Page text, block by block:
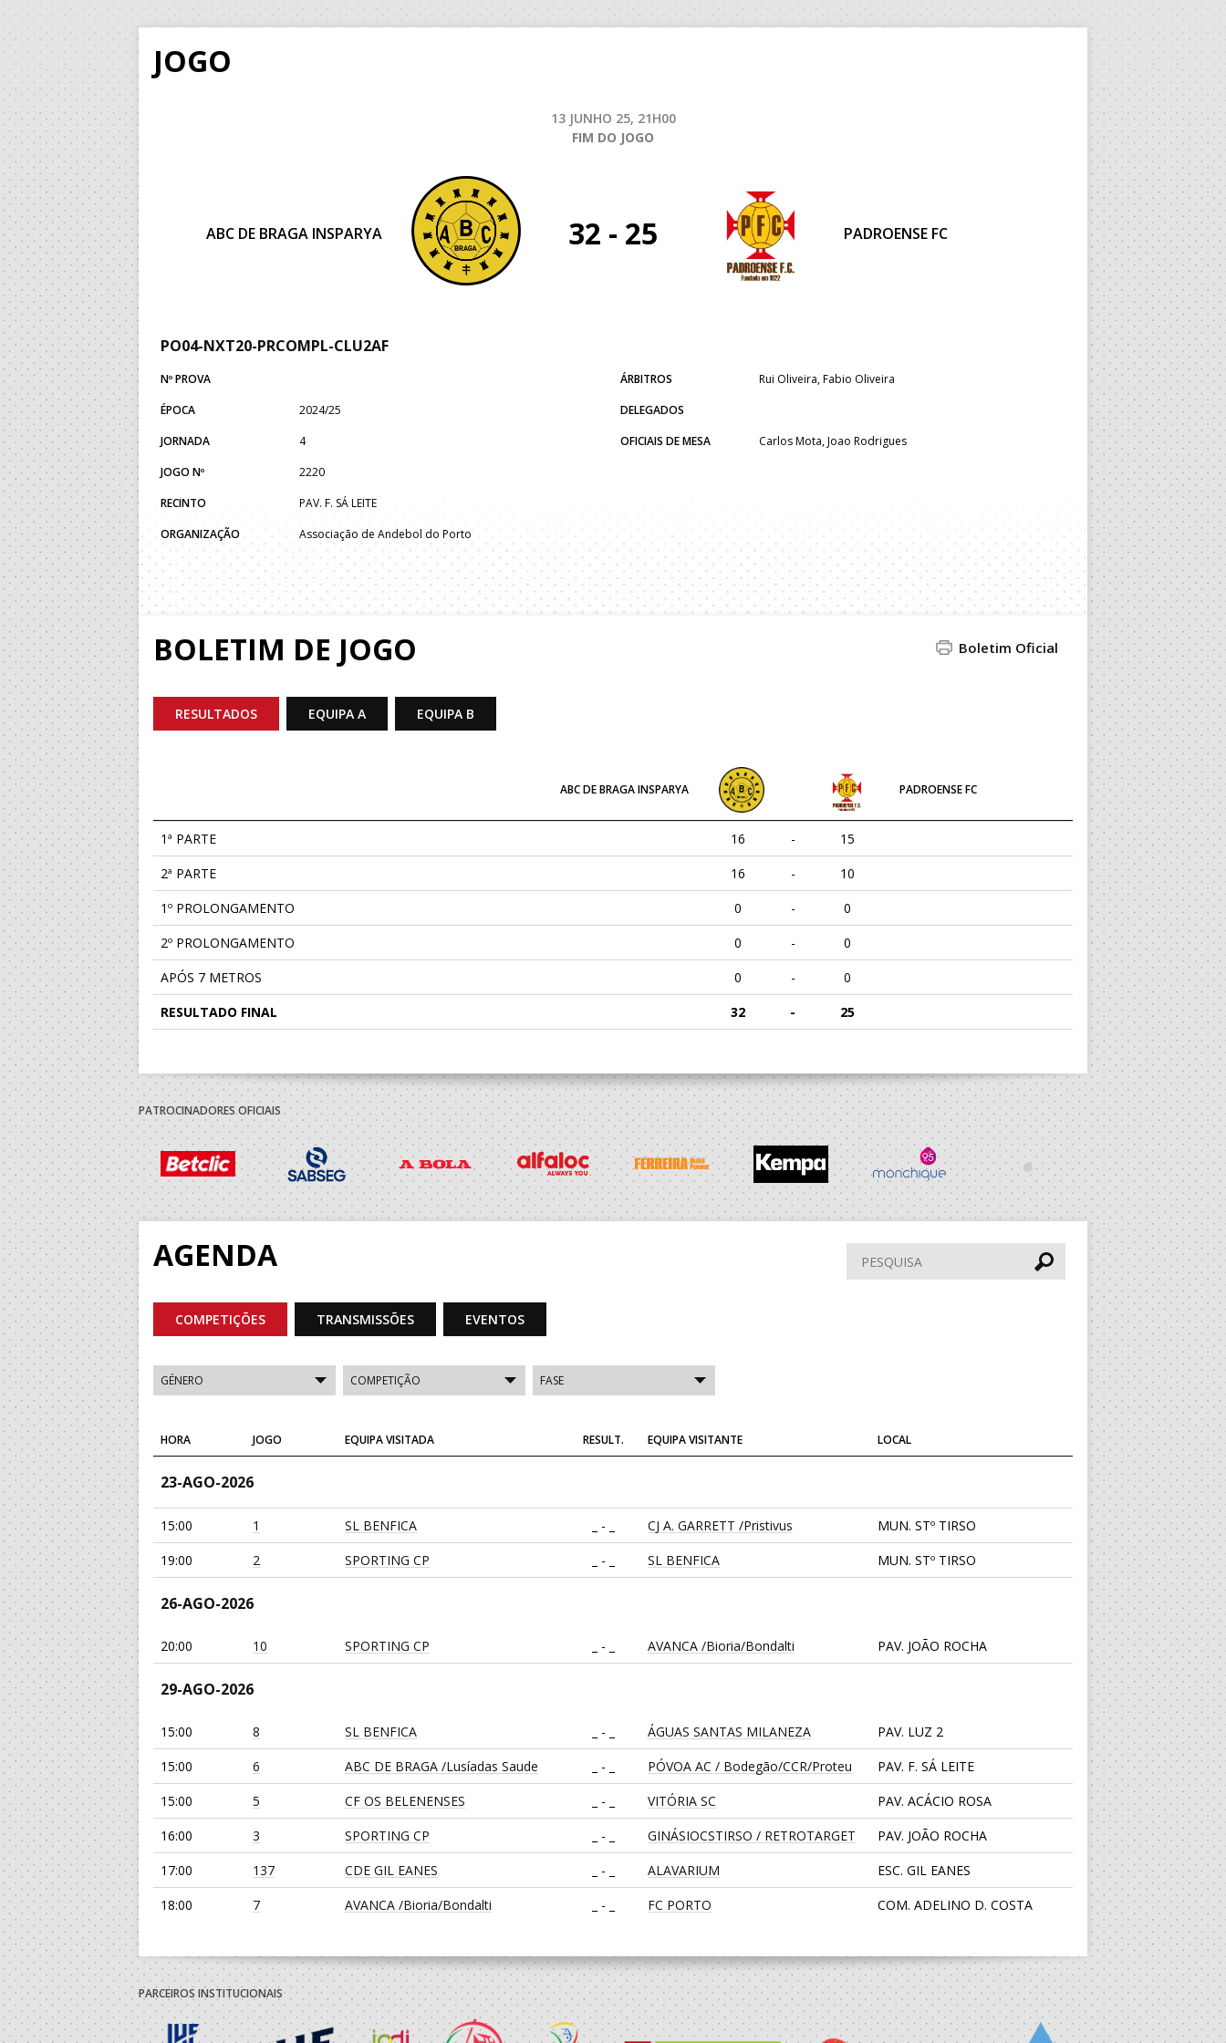
JOGO
13 JUNHO 25, 21H00
FIM DO JOGO
ABC DE BRAGA INSPARYA 32 - 25 PADROENSE FC
PO04-NXT20-PRCOMPL-CLU2AF
Nº PROVA
ÉPOCA
2024/25
JORNADA
4
JOGO Nº
2220
RECINTO
PAV. F. SÁ LEITE
ORGANIZAÇÃO
Associação de Andebol do Porto
ÁRBITROS
Rui Oliveira, Fabio Oliveira
DELEGADOS
OFICIAIS DE MESA
Carlos Mota, Joao Rodrigues
BOLETIM DE JOGO Boletim Oficial
RESULTADOS EQUIPA A EQUIPA B
ABC DE BRAGA INSPARYA PADROENSE FC
1ª PARTE 16 -
15
2ª PARTE
16 -
10
1º PROLONGAMENTO
0 -
0
2º PROLONGAMENTO
0 -
0
APÓS 7 METROS
0 -
0
RESULTADO FINAL
32 - 25
PATROCINADORES OFICIAIS
AGENDA Pesquisar
COMPETIÇÕES TRANSMISSÕES EVENTOS
HORA JOGO EQUIPA VISITADA RESULT. EQUIPA VISITANTE LOCAL
23-AGO-2026
15:00 1 SL BENFICA _ - _ CJ A. GARRETT /Pristivus
MUN. STº TIRSO
19:00
2 SPORTING CP _ - _ SL BENFICA MUN. STº TIRSO
26-AGO-2026
20:00 10 SPORTING CP _ - _ AVANCA /Bioria/Bondalti PAV. JOÃO ROCHA
29-AGO-2026
15:00 8 SL BENFICA _ - _ ÁGUAS SANTAS MILANEZA
PAV. LUZ 2
15:00
6 ABC DE BRAGA /Lusíadas Saude _ - _ PÓVOA AC / Bodegão/CCR/Proteu
PAV. F. SÁ LEITE
15:00
5 CF OS BELENENSES _ - _ VITÓRIA SC
PAV. ACÁCIO ROSA
16:00
3 SPORTING CP _ - _ GINÁSIOCSTIRSO / RETROTARGET
PAV. JOÃO ROCHA
17:00
137 CDE GIL EANES _ - _ ALAVARIUM
ESC. GIL EANES
18:00
7 AVANCA /Bioria/Bondalti _ - _ FC PORTO
COM. ADELINO D. COSTA
19:00 139 JUVE LIS _ - _ CALE
CENTRO DESPORTIVO JUVE
LIS
30-AGO-2026
PARCEIROS INSTITUCIONAIS